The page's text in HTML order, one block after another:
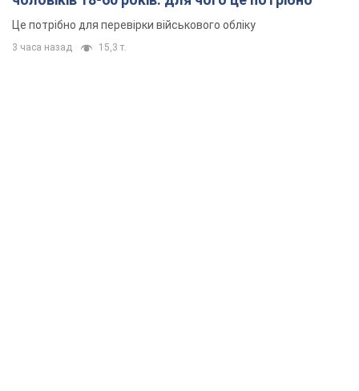
Це потрібно для перевірки військового обліку
3 часа назад 15,3 т.